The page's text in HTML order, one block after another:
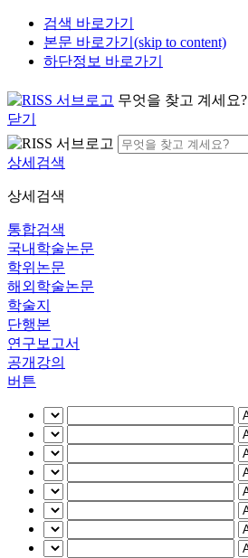
검색 바로가기
본문 바로가기(skip to content)
하단정보 바로가기
무엇을 찾고 계세요?
닫기
상세검색
상세검색
통합검색
국내학술논문
학위논문
해외학술논문
학술지
단행본
연구보고서
공개강의
버튼